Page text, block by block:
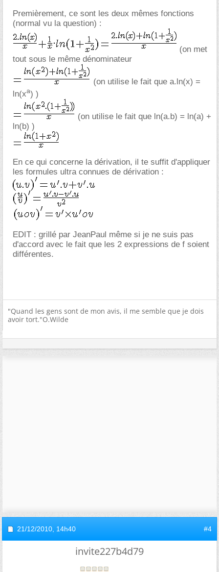
Premièrement, ce sont les deux mêmes fonctions
(normal vu la question) :
(on met
tout sous le même dénominateur
(on utilise le fait que a.ln(x) =
ln(xa) )
(on utilise le fait que ln(a.b) = ln(a) +
ln(b) )
En ce qui concerne la dérivation, il te suffit d'appliquer
les formules ultra connues de dérivation :
EDIT : grillé par JeanPaul même si je ne suis pas
d'accord avec le fait que les 2 expressions de f soient
différentes.
"Quand les gens sont de mon avis, il me semble que je dois
avoir tort."O.Wilde
21/12/2010, 14h40 #4
invite227b4d79